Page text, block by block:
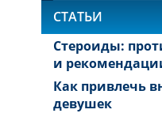
СТАТЬИ
Стероиды:
и
Как привлечь
девушек